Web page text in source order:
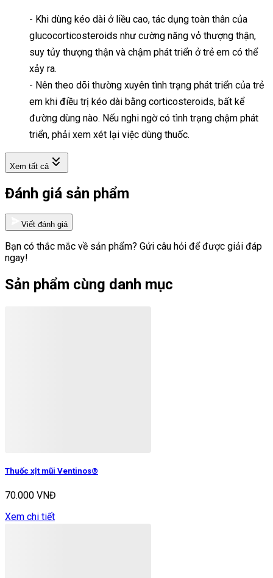
- Khi dùng kéo dài ở liều cao, tác dụng toàn thân của
glucocorticosteroids như cường năng vỏ thượng thận,
suy tủy thượng thận và chậm phát triển ở trẻ em có thể
xảy ra.
- Nên theo dõi thường xuyên tình trạng phát triển của trẻ
em khi điều trị kéo dài bằng corticosteroids, bất kể
đường dùng nào. Nếu nghi ngờ có tình trạng chậm phát
triển, phải xem xét lại việc dùng thuốc.
Xem tất cả
Đánh giá sản phẩm
Viết đánh giá
Bạn có thắc mắc về sản phẩm? Gửi câu hỏi để được giải đáp
ngay!
Sản phẩm cùng danh mục
Thuốc xịt mũi Ventinos®
70.000 VNĐ
Xem chi tiết